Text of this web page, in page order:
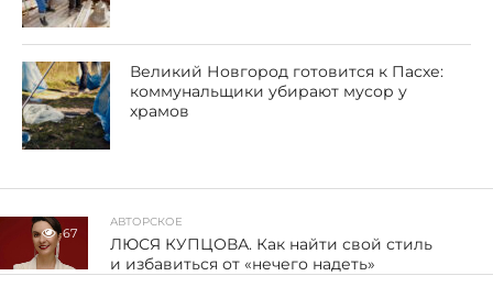
Великий Новгород готовится к Пасхе:
коммунальщики убирают мусор у
храмов
67
АВТОРСКОЕ
ЛЮСЯ КУПЦОВА. Как найти свой стиль
и избавиться от «нечего надеть»